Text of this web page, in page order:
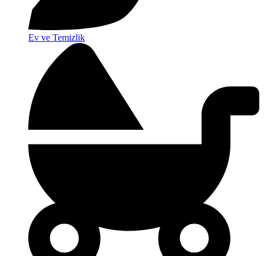
Ev ve Temizlik